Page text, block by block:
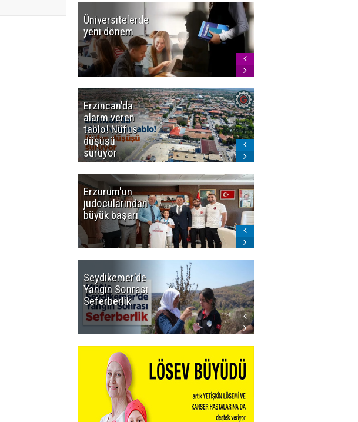
Üniversitelerde
yeni dönem
Erzincan'da
alarm veren
tablo! Nüfus
düşüşü
sürüyor
Erzurum'un
judocularından
büyük başarı
Seydikemer'de
Yangın Sonrası
Seferberlik